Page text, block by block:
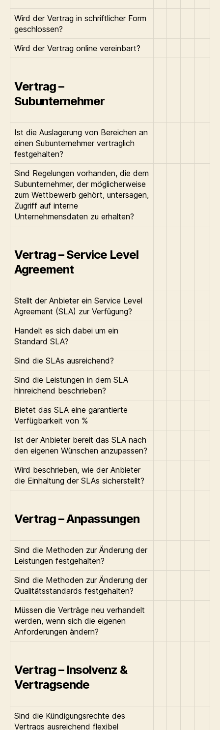
Wird der Vertrag in schriftlicher Form
geschlossen?
Wird der Vertrag online vereinbart?
Vertrag –
Subunternehmer
Ist die Auslagerung von Bereichen an
einen Subunternehmer vertraglich
festgehalten?
Sind Regelungen vorhanden, die dem
Subunternehmer, der möglicherweise
zum Wettbewerb gehört, untersagen,
Zugriff auf interne
Unternehmensdaten zu erhalten?
Vertrag – Service Level
Agreement
Stellt der Anbieter ein Service Level
Agreement (SLA) zur Verfügung?
Handelt es sich dabei um ein
Standard SLA?
Sind die SLAs ausreichend?
Sind die Leistungen in dem SLA
hinreichend beschrieben?
Bietet das SLA eine garantierte
Verfügbarkeit von %
Ist der Anbieter bereit das SLA nach
den eigenen Wünschen anzupassen?
Wird beschrieben, wie der Anbieter
die Einhaltung der SLAs sicherstellt?
Vertrag – Anpassungen
Sind die Methoden zur Änderung der
Leistungen festgehalten?
Sind die Methoden zur Änderung der
Qualitätsstandards festgehalten?
Müssen die Verträge neu verhandelt
werden, wenn sich die eigenen
Anforderungen ändern?
Vertrag – Insolvenz &
Vertragsende
Sind die Kündigungsrechte des
Vertrags ausreichend flexibel